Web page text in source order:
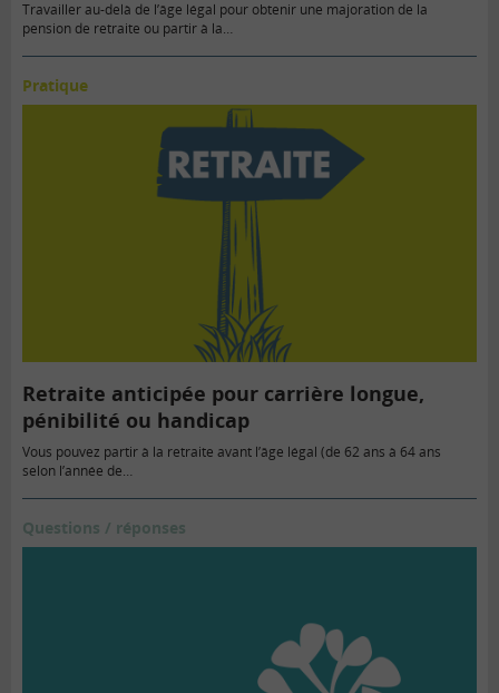
Travailler au-delà de l’âge légal pour obtenir une majoration de la
pension de retraite ou partir à la…
Pratique
Retraite anticipée pour carrière longue,
pénibilité ou handicap
Vous pouvez partir à la retraite avant l’âge légal (de 62 ans à 64 ans
selon l’année de…
Questions / réponses